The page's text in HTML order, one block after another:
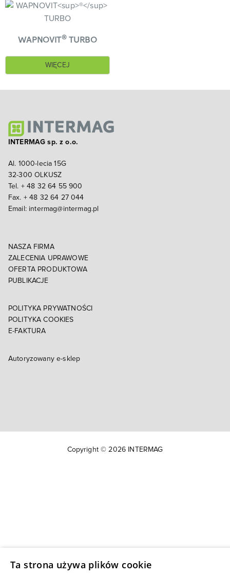
WAPNOVIT®TURBO
WIĘCEJ
INTERMAG sp. z o.o.
Al. 1000-lecia 15G
32-300 OLKUSZ
Tel. + 48 32 64 55 900
Fax. + 48 32 64 27 044
Email: intermag@intermag.pl
NASZA FIRMA
ZALECENIA UPRAWOWE
OFERTA PRODUKTOWA
PUBLIKACJE
POLITYKA PRYWATNOŚCI
POLITYKA COOKIES
E-FAKTURA
Autoryzowany e-sklep
Copyright © 2026 INTERMAG
Ta strona używa plików cookie